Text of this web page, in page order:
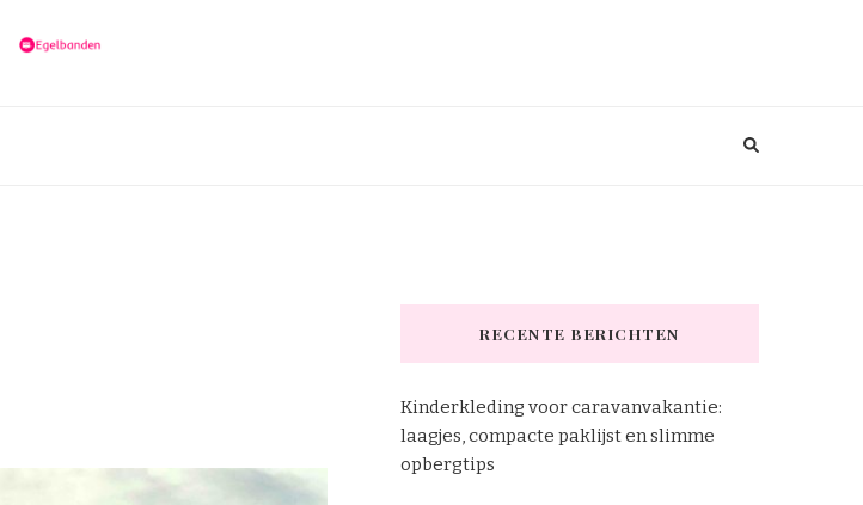
RECENTE BERICHTEN
Kinderkleding voor caravanvakantie:
laagjes, compacte paklijst en slimme
opbergtips